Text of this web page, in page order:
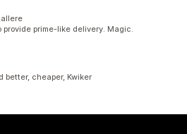
provide prime-like delivery. Magic.
better, cheaper, Kwiker